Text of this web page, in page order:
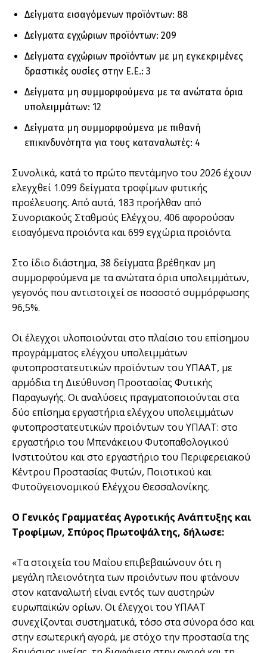
Δείγματα εισαγόμενων προϊόντων: 88
Δείγματα εγχώριων προϊόντων: 209
Δείγματα εγχώριων προϊόντων με μη εγκεκριμένες
δραστικές ουσίες στην Ε.Ε.: 3
Δείγματα μη συμμορφούμενα με τα ανώτατα όρια
υπολειμμάτων: 12
Δείγματα μη συμμορφούμενα με πιθανή
επικινδυνότητα για τους καταναλωτές: 4
Συνολικά, κατά το πρώτο πεντάμηνο του 2026 έχουν
ελεγχθεί 1.099 δείγματα τροφίμων φυτικής
προέλευσης. Από αυτά, 183 προήλθαν από
Συνοριακούς Σταθμούς Ελέγχου, 406 αφορούσαν
εισαγόμενα προϊόντα και 699 εγχώρια προϊόντα.
Στο ίδιο διάστημα, 38 δείγματα βρέθηκαν μη
συμμορφούμενα με τα ανώτατα όρια υπολειμμάτων,
γεγονός που αντιστοιχεί σε ποσοστό συμμόρφωσης
96,5%.
Οι έλεγχοι υλοποιούνται στο πλαίσιο του επίσημου
προγράμματος ελέγχου υπολειμμάτων
φυτοπροστατευτικών προϊόντων του ΥΠΑΑΤ, με
αρμόδια τη Διεύθυνση Προστασίας Φυτικής
Παραγωγής. Οι αναλύσεις πραγματοποιούνται στα
δύο επίσημα εργαστήρια ελέγχου υπολειμμάτων
φυτοπροστατευτικών προϊόντων του ΥΠΑΑΤ: στο
εργαστήριο του Μπενάκειου Φυτοπαθολογικού
Ινστιτούτου και στο εργαστήριο του Περιφερειακού
Κέντρου Προστασίας Φυτών, Ποιοτικού και
Φυτοϋγειονομικού Ελέγχου Θεσσαλονίκης.
Ο Γενικός Γραμματέας Αγροτικής Ανάπτυξης και
Τροφίμων, Σπύρος Πρωτοψάλτης, δήλωσε:
«Τα στοιχεία του Μαΐου επιβεβαιώνουν ότι η
μεγάλη πλειονότητα των προϊόντων που φτάνουν
στον καταναλωτή είναι εντός των αυστηρών
ευρωπαϊκών ορίων. Οι έλεγχοι του ΥΠΑΑΤ
συνεχίζονται συστηματικά, τόσο στα σύνορα όσο και
στην εσωτερική αγορά, με στόχο την προστασία της